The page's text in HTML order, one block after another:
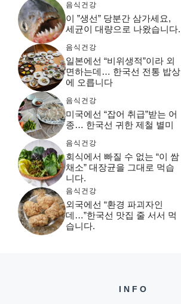
음식건강
이 ”생선” 당분간 삼가세요,
세균이 대량으로 나왔습니다.
음식건강
일본에선 “비위생적”이라 외
면하는데… 한국선 전통 밥상
에 오릅니다
음식건강
미국에선 “잡어 취급”받는 어
종… 한국선 귀한 제철 별미
음식건강
회식에서 빠질 수 없는 “이 쌈
채소” 대장균을 그대로 먹습
니다.
음식건강
외국에선 “환경 파괴자인
데…”한국선 맛집 줄 서서 먹
습니다.
INFO